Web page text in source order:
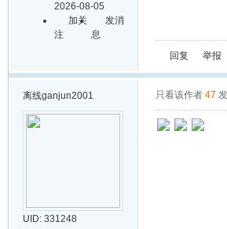
2026-08-05
加关
注
发消
息
回复 举报
离线ganjun2001
UID: 331248
只看该作者 47